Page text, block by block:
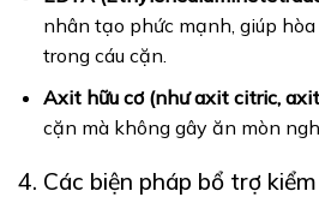
nhân tạo phức mạnh, giúp
trong cáu cặn.
Axit hữu cơ (như axit citric,
cặn mà không gây ăn mòn
4. Các biện pháp bổ trợ